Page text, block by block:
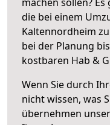
die bei einem
Kaltennordheim
bei der Planung
kostbaren Hab &
Wenn Sie durch
nicht wissen, was
übernehmen